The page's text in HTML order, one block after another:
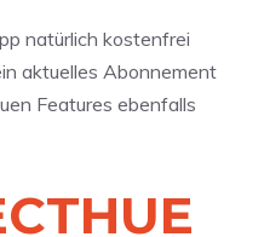
natürlich kostenfrei
aktuelles Abonnement
Features ebenfalls